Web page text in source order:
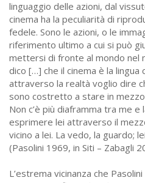
linguaggio delle azioni, dal
cinema ha la peculiarità di
fedele. Sono le azioni, o le
riferimento ultimo a cui si può
mettersi di fronte al mondo nel
dico […] che il cinema è la lingua
attraverso la realtà voglio dire
sono costretto a stare in
Non c’è più diaframma tra me e
esprimere lei attraverso il
vicino a lei. La vedo, la guardo;
(Pasolini 1969, in Siti – Zabagli
L’estrema vicinanza che